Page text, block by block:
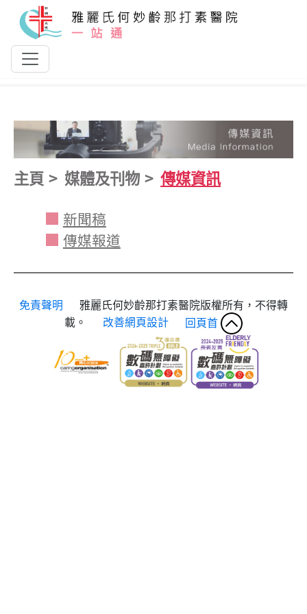
跳到主要內容
主頁 媒體及刊物 傳媒資訊
新聞稿
傳媒報道
免責聲明 雅麗氏何妙齡那打素醫院版權所有，不得轉
載。 改善網頁設計 回頁首